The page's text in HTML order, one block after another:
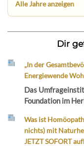
Alle Jahre anzeigen
Dir
„In der
Energiewende
Das
Foundation im
Was ist
nichts) mit
JETZT SOFORT